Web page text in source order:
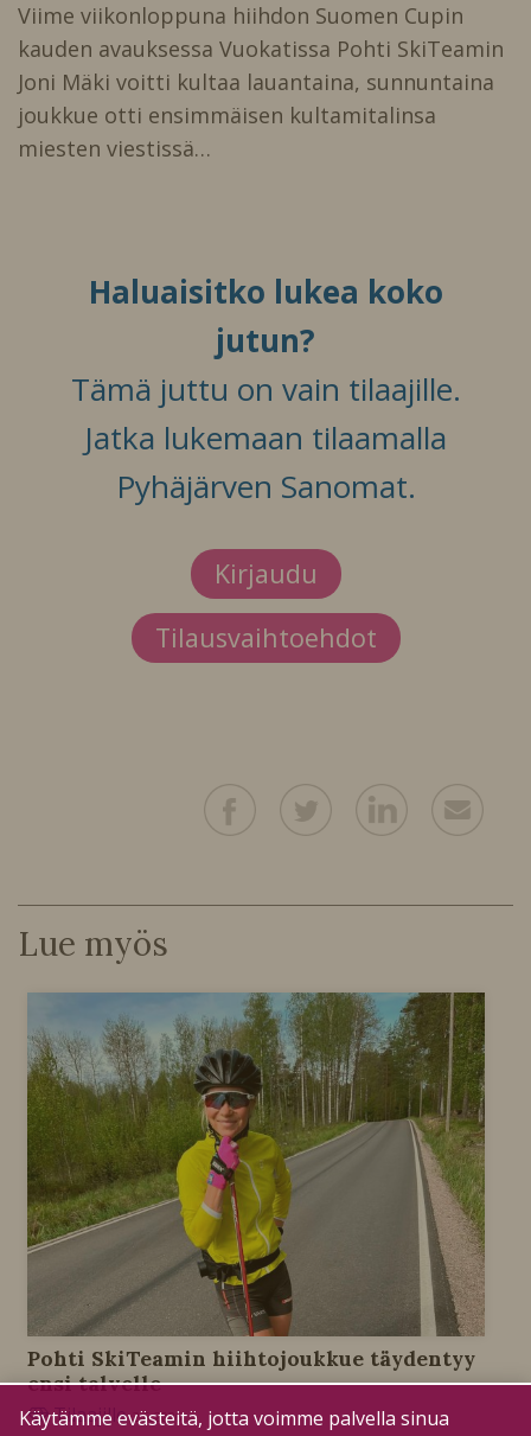
Viime viikonloppuna hiihdon Suomen Cupin
kauden avauksessa Vuokatissa Pohti SkiTeamin
Joni Mäki voitti kultaa lauantaina, sunnuntaina
joukkue otti ensimmäisen kultamitalinsa
miesten viestissä…
Haluaisitko lukea koko
jutun?
Tämä juttu on vain tilaajille.
Jatka lukemaan tilaamalla
Pyhäjärven Sanomat.
Kirjaudu
Tilausvaihtoehdot
Lue myös
Pohti SkiTeamin hiihtojoukkue täydentyy
ensi talvelle
Tilaajille 2.6.2026
Käytämme evästeitä, jotta voimme palvella sinua